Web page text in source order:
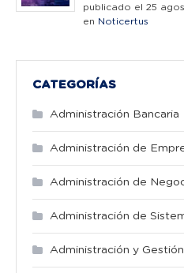
publicado el 25
en Noticertus
CATEGORÍAS
Administración Bancaria
Administración de
Administración de
Administración de
Administración y